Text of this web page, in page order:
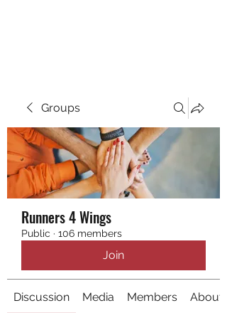
Groups
Runners 4 Wings
Public · 106 members
Join
Discussion Media Members About